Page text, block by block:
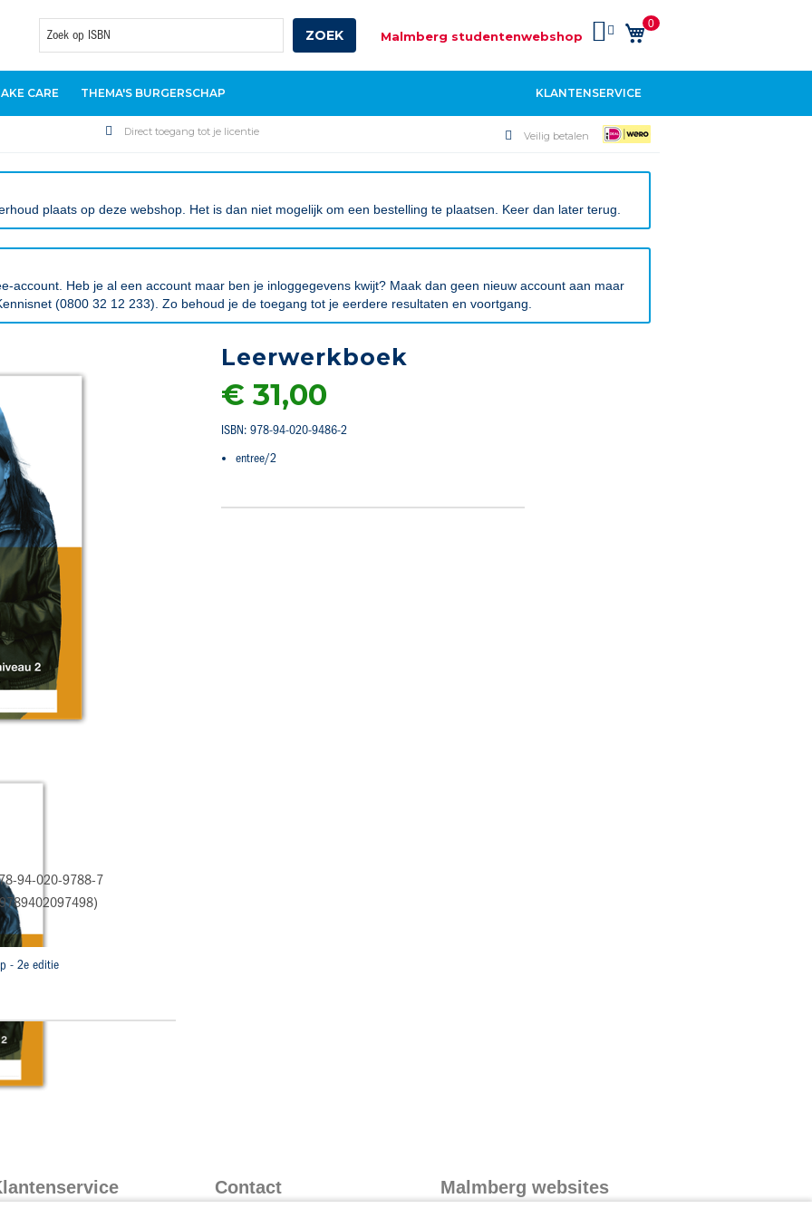
Zoek
ZOEK Malmberg studentenwebshop
Winkelwagen
0
CARE THEMA'S BURGERSCHAP KLANTENSERVICE
Direct toegang tot je licentie Veilig betalen
plaats op deze webshop. Het is dan niet mogelijk om een bestelling te plaatsen. Keer dan later terug.
account. Heb je al een account maar ben je inloggegevens kwijt? Maak dan geen nieuw account aan maar
(0800 32 12 233). Zo behoud je de toegang tot je eerdere resultaten en voortgang.
Leerwerkboek
€ 31,00
ISBN: 978-94-020-9486-2
entree/2
94-020-9788-7
- 2e editie
Contact Malmberg websites